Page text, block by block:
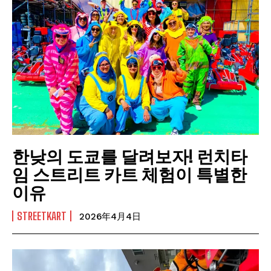
한낮의 도쿄를 달려보자! 런치타
임 스트리트 카트 체험이 특별한
이유
STREETKART 2026年4月4日